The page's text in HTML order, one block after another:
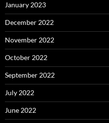
January 2023
December 2022
November 2022
October 2022
September 2022
July 2022
June 2022